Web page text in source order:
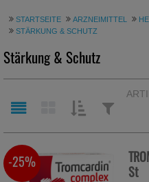
STARTSEITE ARZNEIMITTEL
STÄRKUNG & SCHUTZ
Stärkung & Schutz
SORTIEREN
FILTERN
St
-25%